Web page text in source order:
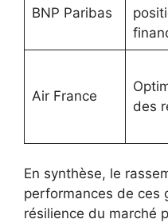
BNP Paribas
Air France
des
En synthèse, le
performances de ces
résilience du marché